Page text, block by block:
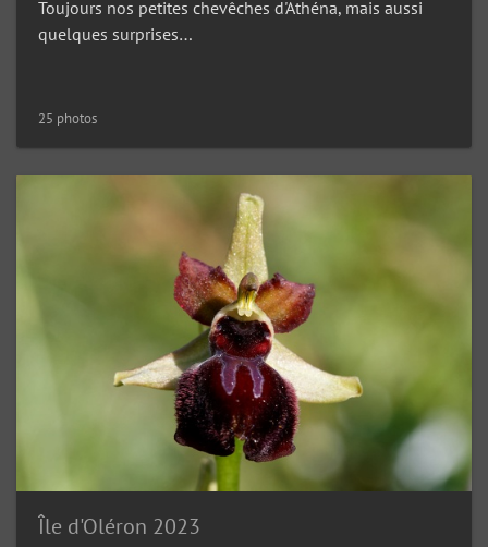
Toujours nos petites chevêches d'Athéna, mais aussi
quelques surprises…
25 photos
Île d'Oléron 2023